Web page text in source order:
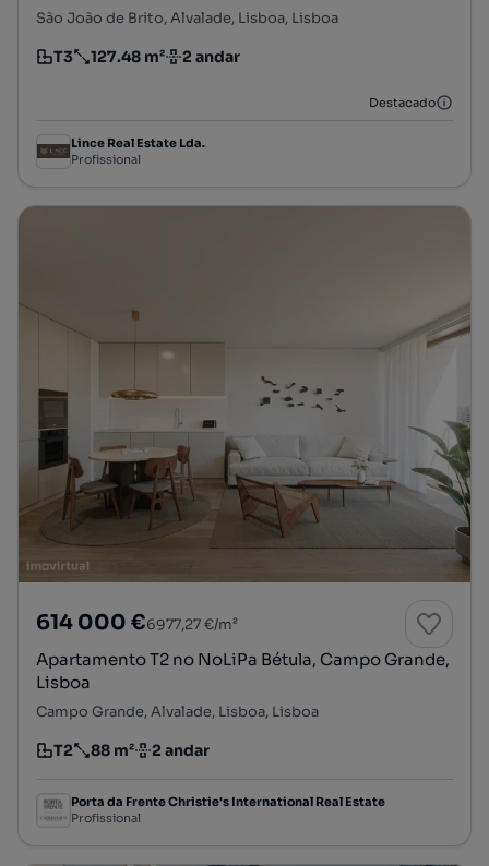
São João de Brito, Alvalade, Lisboa, Lisboa
Tipologia
T3
Preço por metro quadrado
127.48 m²
Andar 2 andar
Destacado
Lince Real Estate Lda.
Profissional
614 000 €6977,27 €/m²
Apartamento T2 no NoLiPa Bétula, Campo Grande,
Lisboa
Campo Grande, Alvalade, Lisboa, Lisboa
Tipologia
T2
Preço por metro quadrado
88 m²
Andar 2 andar
Porta da Frente Christie's International Real Estate
Profissional